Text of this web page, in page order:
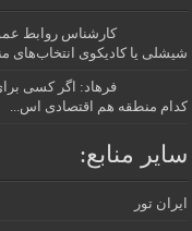
کارشناس روابط
شیشلی یا کادیکوی انتخاب‌های
فرهاد: اگر کسی
کدام منطقه هم اقتصادی اس...
سایر منابع:
ایران تور